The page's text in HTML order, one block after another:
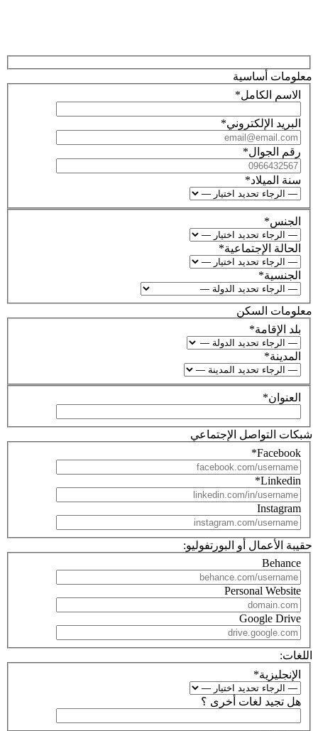
معلومات أساسية
الاسم الكامل*
البريد الإلكتروني*
رقم الجوال*
سنة الميلاد*
الجنس*
الحالة الإجتماعية*
الجنسية*
معلومات السكن
بلد الإقامة*
المدينة*
العنوان*
شبكات التواصل الإجتماعي
Facebook
*
Linkedin
*
Instagram
حقيبة الأعمال أو البورتفوليو:
Behance
Personal Website
Google Drive
اللغات:
الإنجليزية*
هل تجيد لغات أخرى ؟